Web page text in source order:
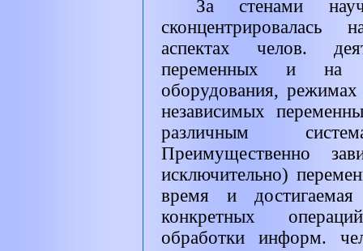
За стенами
аспектах челов.
переменных и на
оборудования, режимах
независимых
различным
Преимущественно
исключительно)
время и
конкретных
обработки информ.